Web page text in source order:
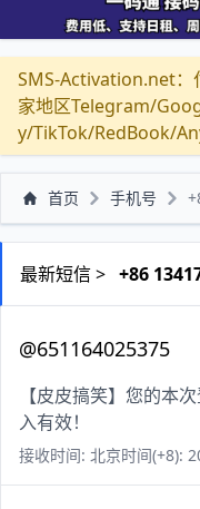
SMS-Activation.net：
家地区Telegram/
y/TikTok/RedBook/
首页 手机号
最新短信 > +86
@651164025375
【皮皮搞笑】您的本
入有效！
接收时间: 北京时间(+8):